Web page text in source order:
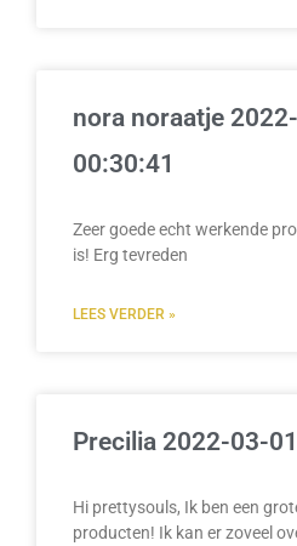
nora noraatje
00:30:41
Zeer goede echt werkende
is! Erg tevreden
LEES VERDER »
Precilia 2022-03-
Hi prettysouls, Ik ben een
producten! Ik kan er zoveel